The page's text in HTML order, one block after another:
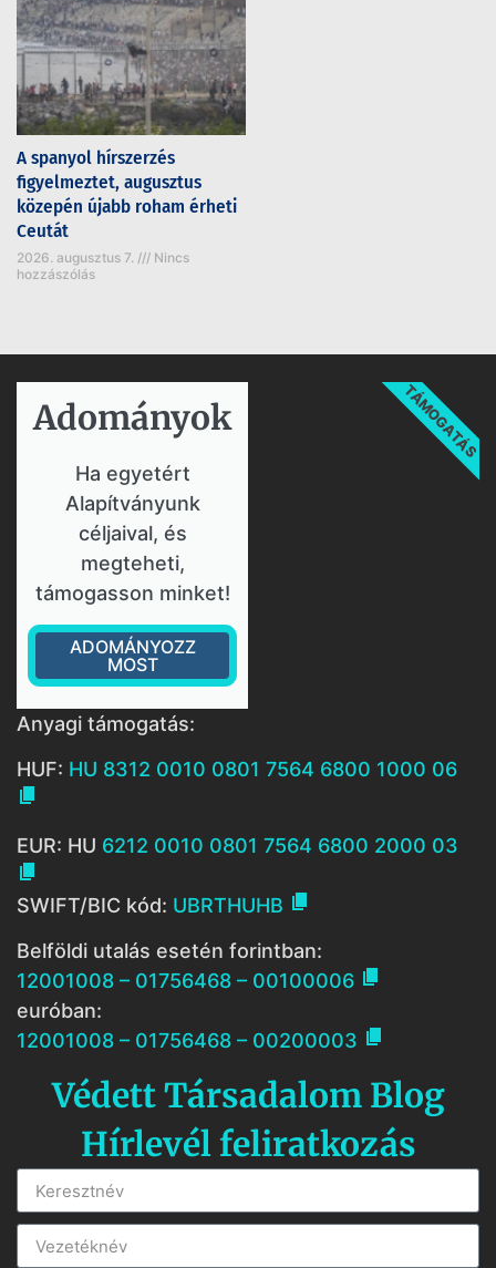
A spanyol hírszerzés
figyelmeztet, augusztus
közepén újabb roham érheti
Ceutát
2026. augusztus 7.
Nincs
hozzászólás
Adományok​
Ha egyetért
Alapítványunk
céljaival, és
megteheti,
támogasson minket!
ADOMÁNYOZZ
MOST
TÁMOGATÁS
Anyagi támogatás:
HUF: HU 8312 0010 0801 7564 6800 1000 06

EUR: HU 6212 0010 0801 7564 6800 2000 03

SWIFT/BIC kód: UBRTHUHB 
Belföldi utalás esetén forintban:
12001008 – 01756468 – 00100006 
euróban:
12001008 – 01756468 – 00200003 
Védett Társadalom Blog
Hírlevél feliratkozás